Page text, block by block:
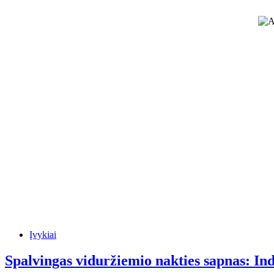
Įvykiai
Spalvingas viduržiemio nakties sapnas: